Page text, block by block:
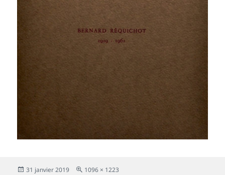
Publié
31 janvier 2019
Taille
1096 × 1223